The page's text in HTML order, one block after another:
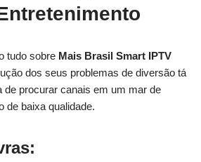
tudo sobre Mais Brasil Smart IPTV
dos seus problemas de diversão tá
de procurar canais em um mar de
de baixa qualidade.